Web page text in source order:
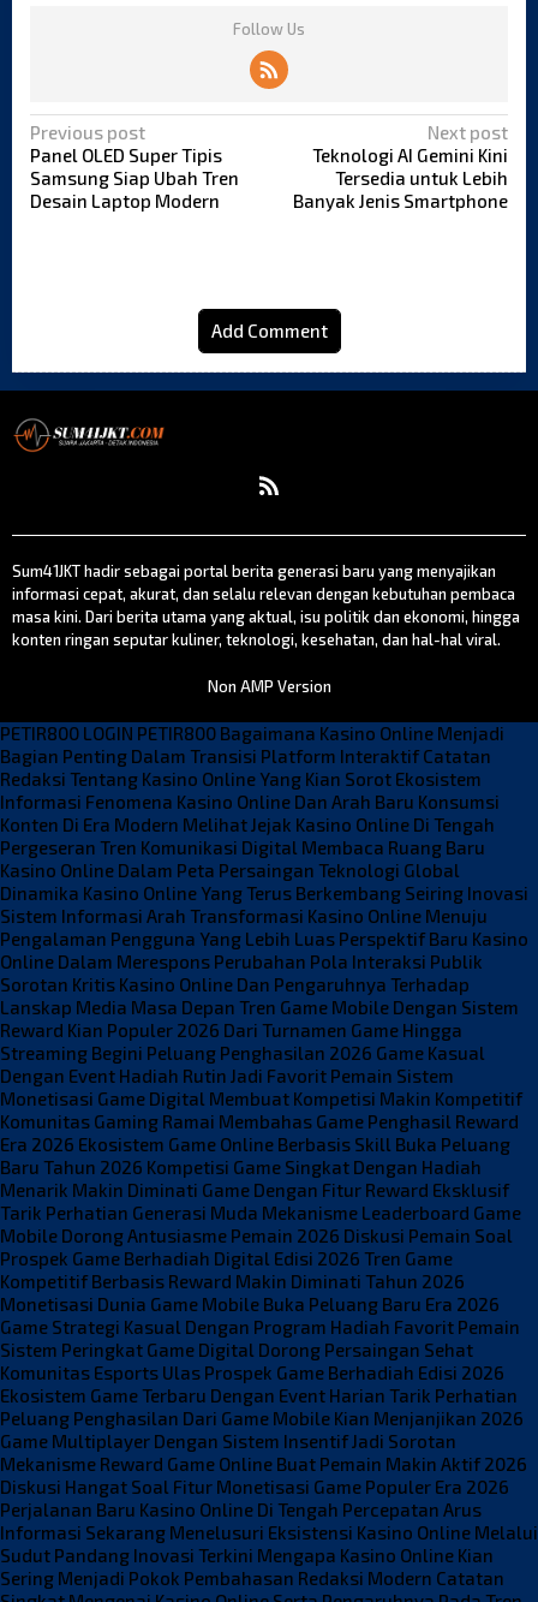
Follow Us
P
o
s
t
a
t
i
o
Previous post
Panel OLED Super Tipis
Samsung Siap Ubah Tren
Desain Laptop Modern
Next post
Teknologi AI Gemini Kini
Tersedia untuk Lebih
Banyak Jenis Smartphone
Add Comment
Sum41JKT hadir sebagai portal berita generasi baru yang menyajikan
informasi cepat, akurat, dan selalu relevan dengan kebutuhan pembaca
masa kini. Dari berita utama yang aktual, isu politik dan ekonomi, hingga
konten ringan seputar kuliner, teknologi, kesehatan, dan hal-hal viral.
Non AMP Version
PETIR800 LOGIN PETIR800 Bagaimana Kasino Online Menjadi
Bagian Penting Dalam Transisi Platform Interaktif Catatan
Redaksi Tentang Kasino Online Yang Kian Sorot Ekosistem
Informasi Fenomena Kasino Online Dan Arah Baru Konsumsi
Konten Di Era Modern Melihat Jejak Kasino Online Di Tengah
Pergeseran Tren Komunikasi Digital Membaca Ruang Baru
Kasino Online Dalam Peta Persaingan Teknologi Global
Dinamika Kasino Online Yang Terus Berkembang Seiring Inovasi
Sistem Informasi Arah Transformasi Kasino Online Menuju
Pengalaman Pengguna Yang Lebih Luas Perspektif Baru Kasino
Online Dalam Merespons Perubahan Pola Interaksi Publik
Sorotan Kritis Kasino Online Dan Pengaruhnya Terhadap
Lanskap Media Masa Depan Tren Game Mobile Dengan Sistem
Reward Kian Populer 2026 Dari Turnamen Game Hingga
Streaming Begini Peluang Penghasilan 2026 Game Kasual
Dengan Event Hadiah Rutin Jadi Favorit Pemain Sistem
Monetisasi Game Digital Membuat Kompetisi Makin Kompetitif
Komunitas Gaming Ramai Membahas Game Penghasil Reward
Era 2026 Ekosistem Game Online Berbasis Skill Buka Peluang
Baru Tahun 2026 Kompetisi Game Singkat Dengan Hadiah
Menarik Makin Diminati Game Dengan Fitur Reward Eksklusif
Tarik Perhatian Generasi Muda Mekanisme Leaderboard Game
Mobile Dorong Antusiasme Pemain 2026 Diskusi Pemain Soal
Prospek Game Berhadiah Digital Edisi 2026 Tren Game
Kompetitif Berbasis Reward Makin Diminati Tahun 2026
Monetisasi Dunia Game Mobile Buka Peluang Baru Era 2026
Game Strategi Kasual Dengan Program Hadiah Favorit Pemain
Sistem Peringkat Game Digital Dorong Persaingan Sehat
Komunitas Esports Ulas Prospek Game Berhadiah Edisi 2026
Ekosistem Game Terbaru Dengan Event Harian Tarik Perhatian
Peluang Penghasilan Dari Game Mobile Kian Menjanjikan 2026
Game Multiplayer Dengan Sistem Insentif Jadi Sorotan
Mekanisme Reward Game Online Buat Pemain Makin Aktif 2026
Diskusi Hangat Soal Fitur Monetisasi Game Populer Era 2026
Perjalanan Baru Kasino Online Di Tengah Percepatan Arus
Informasi Sekarang Menelusuri Eksistensi Kasino Online Melalui
Sudut Pandang Inovasi Terkini Mengapa Kasino Online Kian
Sering Menjadi Pokok Pembahasan Redaksi Modern Catatan